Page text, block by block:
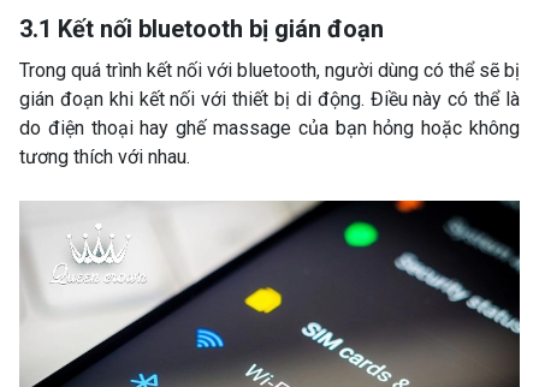
3.1 Kết nối bluetooth bị gián đoạn
Trong quá trình kết nối với bluetooth, người dùng có thể sẽ bị
gián đoạn khi kết nối với thiết bị di động. Điều này có thể là
do điện thoại hay ghế massage của bạn hỏng hoặc không
tương thích với nhau.